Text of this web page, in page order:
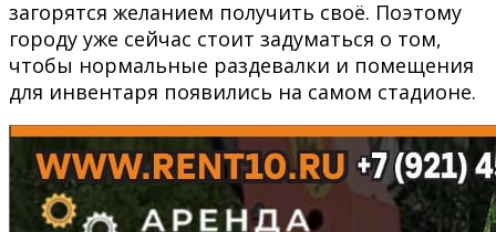
загорятся желанием получить своё. Поэтому
городу уже сейчас стоит задуматься о том,
чтобы нормальные раздевалки и помещения
для инвентаря появились на самом стадионе.